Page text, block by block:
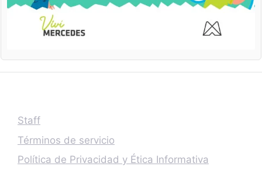
Staff
Términos de servicio
Política de Privacidad y Ética Informativa